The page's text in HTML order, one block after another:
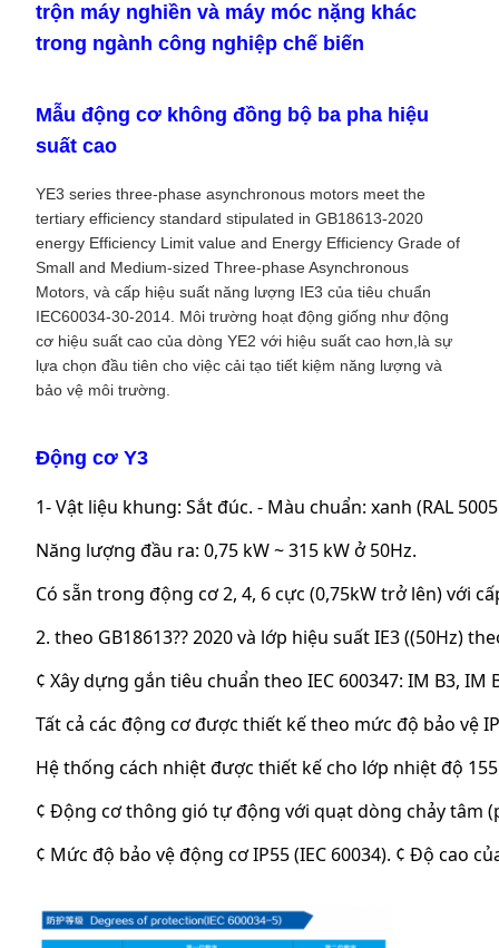
trộn máy nghiền và máy móc nặng khác
trong ngành công nghiệp chế biến
Mẫu động cơ không đồng bộ ba pha hiệu
suất cao
YE3 series three-phase asynchronous motors meet the
tertiary efficiency standard stipulated in GB18613-2020
energy Efficiency Limit value and Energy Efficiency Grade of
Small and Medium-sized Three-phase Asynchronous
Motors, và cấp hiệu suất năng lượng IE3 của tiêu chuẩn
IEC60034-30-2014. Môi trường hoạt động giống như động
cơ hiệu suất cao của dòng YE2 với hiệu suất cao hơn,là sự
lựa chọn đầu tiên cho việc cải tạo tiết kiệm năng lượng và
bảo vệ môi trường.
Động cơ Y3
1- Vật liệu khung: Sắt đúc. - Màu chuẩn: xanh (RAL
Năng lượng đầu ra: 0,75 kW ~ 315 kW ở 50Hz.
Có sẵn trong động cơ 2, 4, 6 cực (0,75kW trở lên) với
2. theo GB18613?? 2020 và lớp hiệu suất IE3 ((50Hz)
¢ Xây dựng gắn tiêu chuẩn theo IEC 600347: IM B3, IM
Tất cả các động cơ được thiết kế theo mức độ bảo vệ
Hệ thống cách nhiệt được thiết kế cho lớp nhiệt độ
¢ Động cơ thông gió tự động với quạt dòng chảy tâm
¢ Mức độ bảo vệ động cơ IP55 (IEC 60034). ¢ Độ cao